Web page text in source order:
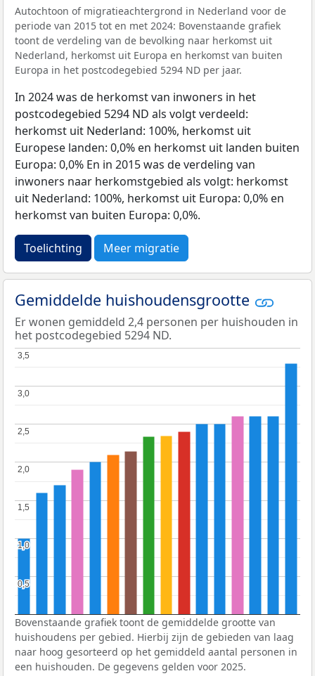
Autochtoon of migratieachtergrond in Nederland voor de
periode van 2015 tot en met 2024: Bovenstaande grafiek
toont de verdeling van de bevolking naar herkomst uit
Nederland, herkomst uit Europa en herkomst van buiten
Europa in het postcodegebied 5294 ND per jaar.
In 2024 was de herkomst van inwoners in het
postcodegebied 5294 ND als volgt verdeeld:
herkomst uit Nederland: 100%, herkomst uit
Europese landen: 0,0% en herkomst uit landen buiten
Europa: 0,0% En in 2015 was de verdeling van
inwoners naar herkomstgebied als volgt: herkomst
uit Nederland: 100%, herkomst uit Europa: 0,0% en
herkomst van buiten Europa: 0,0%.
Toelichting Meer migratie
Gemiddelde huishoudensgrootte
Er wonen gemiddeld 2,4 personen per huishouden in
het postcodegebied 5294 ND.
0,5
0,5
1,0
1,0
1,5
1,5
2,0
2,0
2,5
2,5
3,0
3,0
3,5
3,5
Bovenstaande grafiek toont de gemiddelde grootte van
huishoudens per gebied. Hierbij zijn de gebieden van laag
naar hoog gesorteerd op het gemiddeld aantal personen in
een huishouden. De gegevens gelden voor 2025.